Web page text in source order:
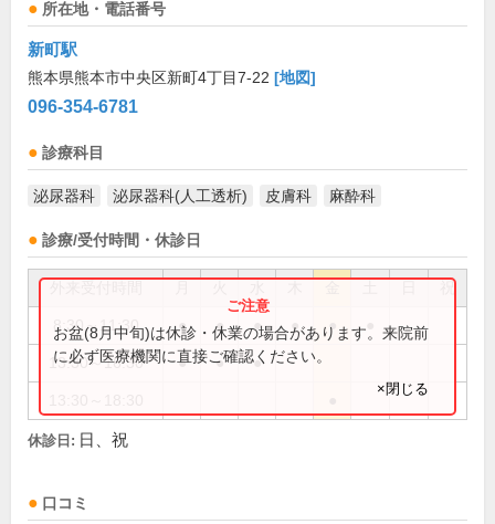
所在地・電話番号
新町駅
熊本県熊本市中央区新町4丁目7-22 [地図]
096-354-6781
診療科目
泌尿器科 泌尿器科(人工透析) 皮膚科 麻酔科
診療/受付時間・休診日
祝
8:30～11:30 ● ● ● ● ●
13:30～16:30 ● ● ●
お盆(8月中旬)は休診・休業の場合があります。来院前
に必ず医療機関に直接ご確認ください。
×閉じる
休診日: 日、祝
口コミ